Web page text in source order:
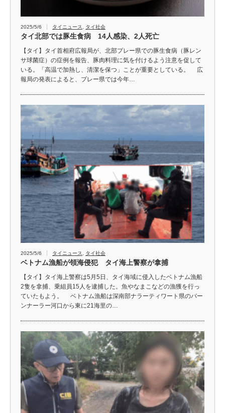
2025/5/6 タイニュース タイ社会
タイ北部では豚生食病 14人感染、2人死亡
【タイ】タイ首相府広報局が、北部プレー県での豚生食病（豚レン
サ球菌症）の症例を報告、豚肉料理に気を付けるよう注意を促して
いる。「高温で加熱し、清潔を保つ」ことが重要としている。 広
報局の発表によると、プレー県では今年…
2025/5/6 タイニュース タイ社会
ベトナム漁船が領海侵犯 タイ海上警察が拿捕
【タイ】タイ海上警察は5月5日、タイ海域に侵入したベトナム漁船
2隻を拿捕、乗組員15人を逮捕した。魚やなまこなどの漁獲を行っ
ていたもよう。 ベトナム漁船は深南部ナラーティワート県のバー
ンナーラー河口から東に21海里の…